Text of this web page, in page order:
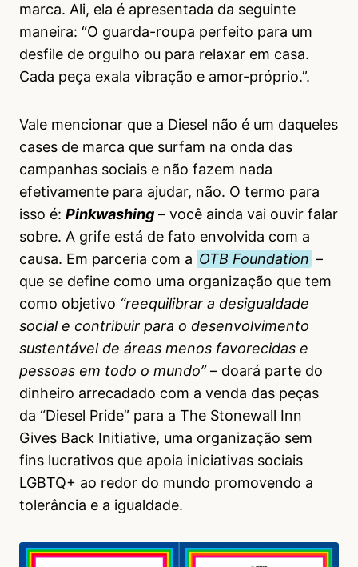
marca. Ali, ela é apresentada da seguinte
maneira: “O guarda-roupa perfeito para um
desfile de orgulho ou para relaxar em casa.
Cada peça exala vibração e amor-próprio.”.
Vale mencionar que a Diesel não é um daqueles
cases de marca que surfam na onda das
campanhas sociais e não fazem nada
efetivamente para ajudar, não. O termo para
isso é: Pinkwashing – você ainda vai ouvir falar
sobre. A grife está de fato envolvida com a
causa. Em parceria com a OTB Foundation –
que se define como uma organização que tem
como objetivo “reequilibrar a desigualdade
social e contribuir para o desenvolvimento
sustentável de áreas menos favorecidas e
pessoas em todo o mundo”– doará parte do
dinheiro arrecadado com a venda das peças
da “Diesel Pride” para a The Stonewall Inn
Gives Back Initiative, uma organização sem
fins lucrativos que apoia iniciativas sociais
LGBTQ+ ao redor do mundo promovendo a
tolerância e a igualdade.